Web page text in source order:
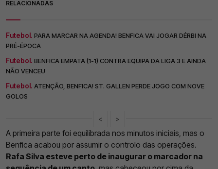
RELACIONADAS
Futebol. PARA MARCAR NA AGENDA! BENFICA VAI JOGAR DÉRBI NA
PRÉ-ÉPOCA
Futebol. BENFICA EMPATA (1-1) CONTRA EQUIPA DA LIGA 3 E AINDA
NÃO VENCEU
Futebol. ATENÇÃO, BENFICA! ST. GALLEN PERDE JOGO COM NOVE
GOLOS
< >
A primeira parte foi equilibrada nos minutos iniciais, mas o
Benfica acabou por assumir o controlo das operações.
Rafa Silva esteve perto de inaugurar o marcador na